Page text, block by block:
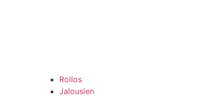
Rollos
Jalousien